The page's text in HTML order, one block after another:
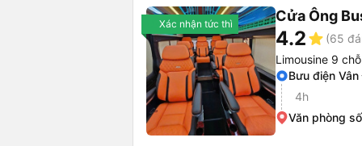
Xác nhận tức thì Cửa Ông
4.2star (65
Limousine 9 chỗ
Bưu điện
4h
Văn phòng